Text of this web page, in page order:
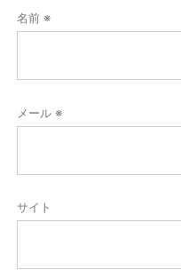
名前 ※
メール ※
サイト